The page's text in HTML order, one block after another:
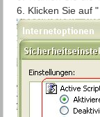
6. Klicken Sie auf